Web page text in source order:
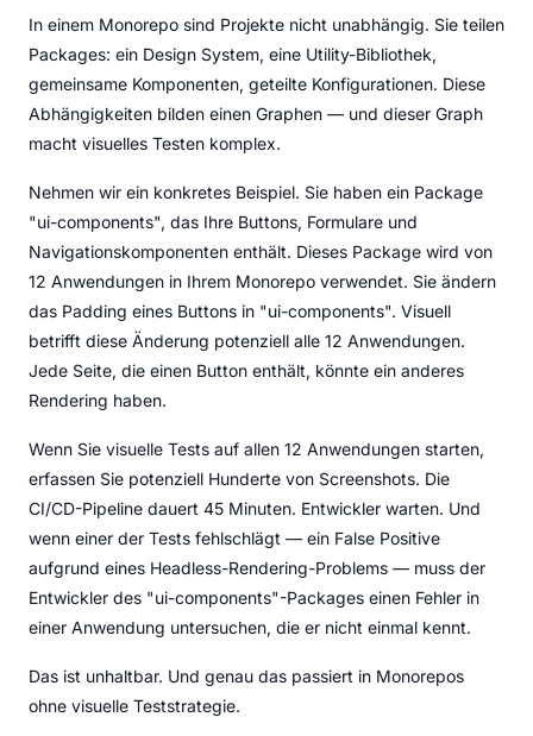
In einem Monorepo sind Projekte nicht unabhängig. Sie teilen
Packages: ein Design System, eine Utility-Bibliothek,
gemeinsame Komponenten, geteilte Konfigurationen. Diese
Abhängigkeiten bilden einen Graphen — und dieser Graph
macht visuelles Testen komplex.
Nehmen wir ein konkretes Beispiel. Sie haben ein Package
"ui-components", das Ihre Buttons, Formulare und
Navigationskomponenten enthält. Dieses Package wird von
12 Anwendungen in Ihrem Monorepo verwendet. Sie ändern
das Padding eines Buttons in "ui-components". Visuell
betrifft diese Änderung potenziell alle 12 Anwendungen.
Jede Seite, die einen Button enthält, könnte ein anderes
Rendering haben.
Wenn Sie visuelle Tests auf allen 12 Anwendungen starten,
erfassen Sie potenziell Hunderte von Screenshots. Die
CI/CD-Pipeline dauert 45 Minuten. Entwickler warten. Und
wenn einer der Tests fehlschlägt — ein False Positive
aufgrund eines Headless-Rendering-Problems — muss der
Entwickler des "ui-components"-Packages einen Fehler in
einer Anwendung untersuchen, die er nicht einmal kennt.
Das ist unhaltbar. Und genau das passiert in Monorepos
ohne visuelle Teststrategie.